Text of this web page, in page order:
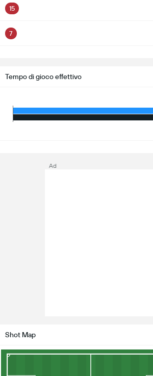
15
7
Tempo di gioco effettivo
Shot Map
Ad